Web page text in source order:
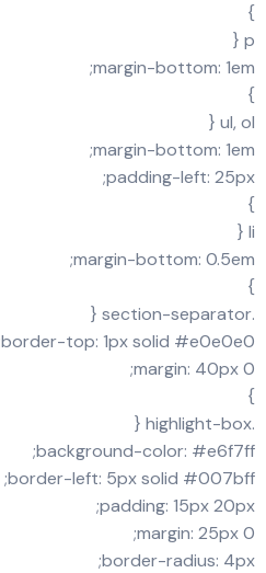
}
p {
margin-bottom: 1em;
}
ul, ol {
margin-bottom: 1em;
padding-left: 25px;
}
li {
margin-bottom: 0.5em;
}
.section-separator {
border-top: 1px solid #e0e0e0;
margin: 40px 0;
}
.highlight-box {
background-color: #e6f7ff;
border-left: 5px solid #007bff;
padding: 15px 20px;
margin: 25px 0;
border-radius: 4px;